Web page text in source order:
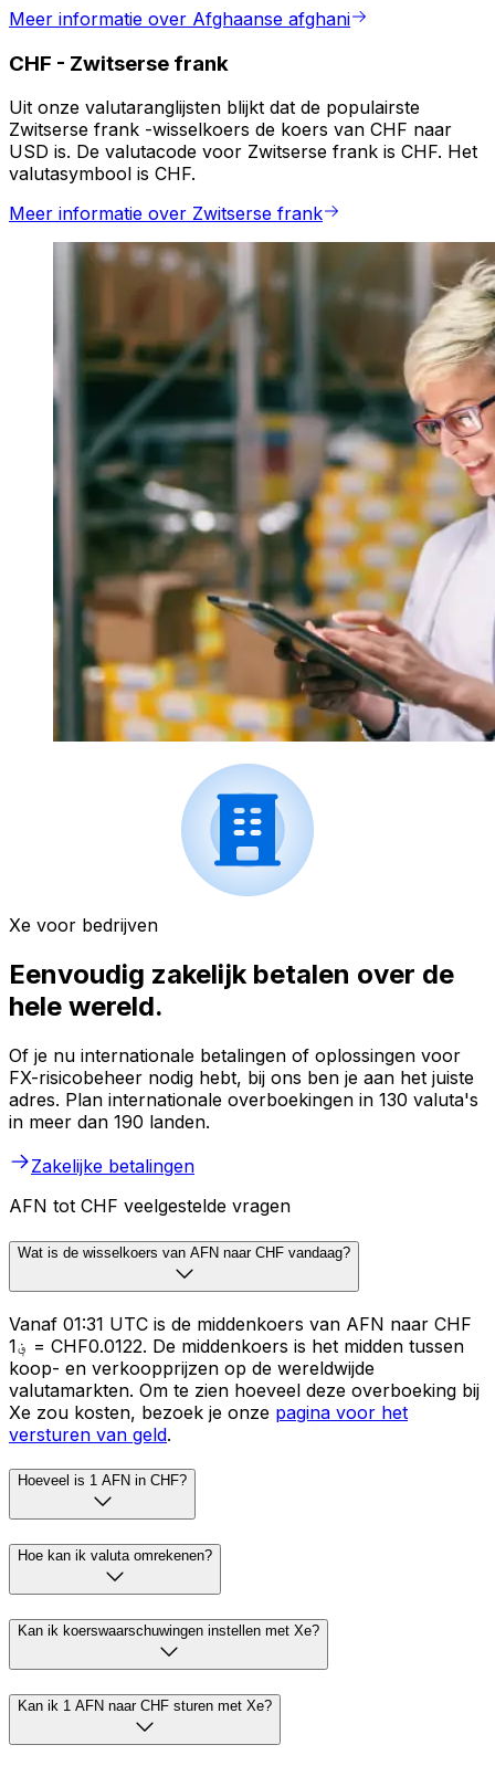
Meer informatie over Afghaanse afghani
CHF - Zwitserse frank
Uit onze valutaranglijsten blijkt dat de populairste
Zwitserse frank -wisselkoers de koers van CHF naar
USD is. De valutacode voor Zwitserse frank is CHF. Het
valutasymbool is CHF.
Meer informatie over Zwitserse frank
Xe voor bedrijven
Eenvoudig zakelijk betalen over de
hele wereld.
Of je nu internationale betalingen of oplossingen voor
FX-risicobeheer nodig hebt, bij ons ben je aan het juiste
adres. Plan internationale overboekingen in 130 valuta's
in meer dan 190 landen.
Zakelijke betalingen
AFN tot CHF veelgestelde vragen
Wat is de wisselkoers van AFN naar CHF vandaag?
Vanaf 01:31 UTC is de middenkoers van AFN naar CHF
؋1 = CHF0.0122. De middenkoers is het midden tussen
koop- en verkoopprijzen op de wereldwijde
valutamarkten. Om te zien hoeveel deze overboeking bij
Xe zou kosten, bezoek je onze pagina voor het
versturen van geld.
Hoeveel is 1 AFN in CHF?
Hoe kan ik valuta omrekenen?
Kan ik koerswaarschuwingen instellen met Xe?
Kan ik 1 AFN naar CHF sturen met Xe?